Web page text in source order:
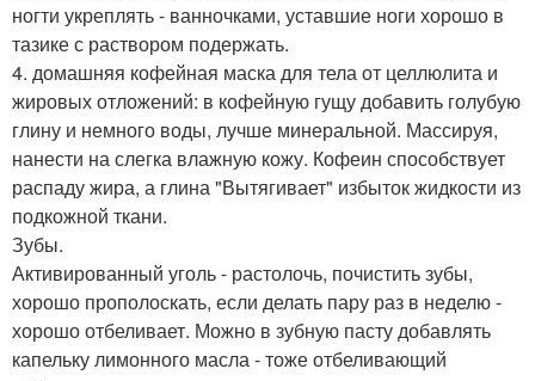
ногти укреплять - ванночками, уставшие ноги хорошо в
тазике с раствором подержать.
4. домашняя кофейная маска для тела от целлюлита и
жировых отложений: в кофейную гущу добавить голубую
глину и немного воды, лучше минеральной. Массируя,
нанести на слегка влажную кожу. Кофеин способствует
распаду жира, а глина "Вытягивает" избыток жидкости из
подкожной ткани.
Зубы.
Активированный уголь - растолочь, почистить зубы,
хорошо прополоскать, если делать пару раз в неделю -
хорошо отбеливает. Можно в зубную пасту добавлять
капельку лимонного масла - тоже отбеливающий